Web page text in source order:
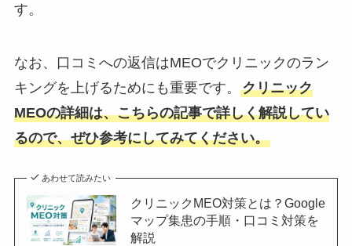
す。
なお、口コミへの返信はMEOでクリニックのラン
キングを上げるためにも重要です。 クリニック
MEOの詳細は、こちらの記事で詳しく解説してい
るので、ぜひ参考にしてみてください。
あわせて読みたい
クリニックMEO対策とは？Google
マップ集患の手順・口コミ対策を
解説